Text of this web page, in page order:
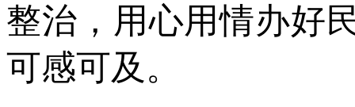
整治，用心用情办好
可感可及。